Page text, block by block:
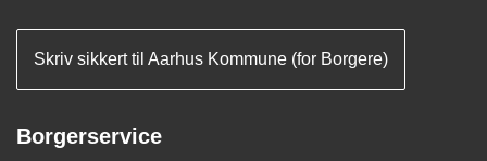
Skriv sikkert til Aarhus Kommune (for Borgere)
Borgerservice